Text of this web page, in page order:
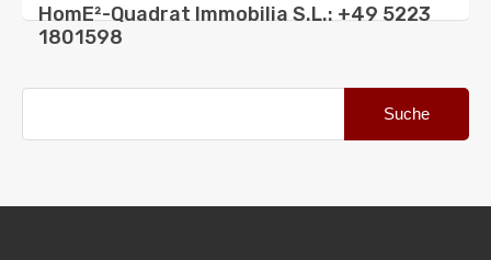
HomE²-Quadrat Immobilia S.L.: +49 5223
1801598